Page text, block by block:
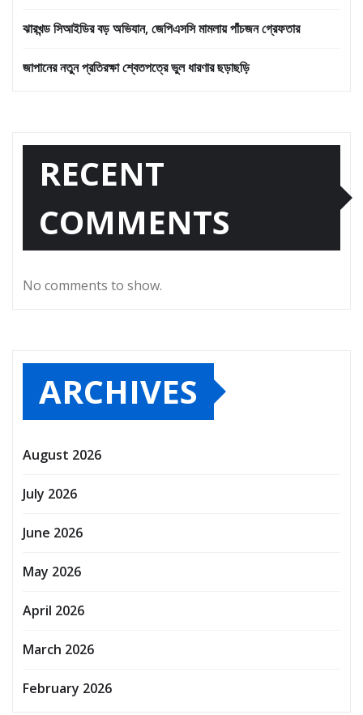
ঝারখন্ড সিআইডির বড় অভিযান, জেপিএসসি মামলায় পাঁচজন গ্রেফতার
জাপানের নতুন প্রতিরক্ষা শ্বেতপত্রে ভুল ধারণার ছড়াছড়ি
RECENT
COMMENTS
No comments to show.
ARCHIVES
August 2026
July 2026
June 2026
May 2026
April 2026
March 2026
February 2026